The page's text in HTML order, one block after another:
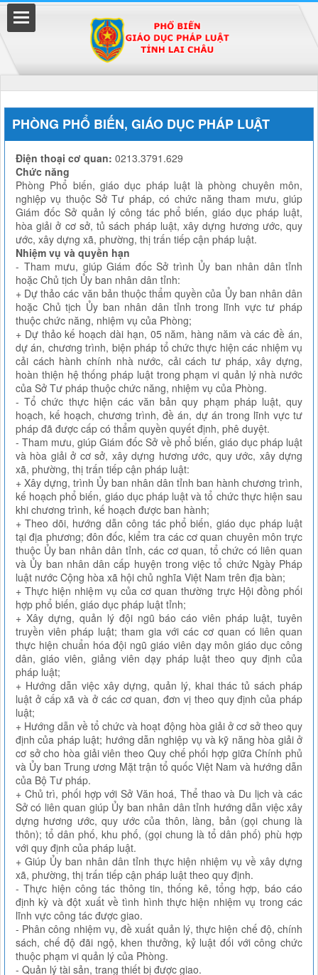
PHÒNG PHỔ BIẾN, GIÁO DỤC PHÁP LUẬT
Điện thoại cơ quan: 0213.3791.629
Chức năng
Phòng Phổ biến, giáo dục pháp luật là phòng chuyên môn,
nghiệp vụ thuộc Sở Tư pháp, có chức năng tham mưu, giúp
Giám đốc Sở quản lý công tác phổ biến, giáo dục pháp luật,
hòa giải ở cơ sở, tủ sách pháp luật, xây dựng hương ước, quy
ước, xây dựng xã, phường, thị trấn tiếp cận pháp luật.
Nhiệm vụ và quyền hạn
- Tham mưu, giúp Giám đốc Sở trình Ủy ban nhân dân tỉnh
hoặc Chủ tịch Ủy ban nhân dân tỉnh:
+ Dự thảo các văn bản thuộc thẩm quyền của Ủy ban nhân dân
hoặc Chủ tịch Ủy ban nhân dân tỉnh trong lĩnh vực tư pháp
thuộc chức năng, nhiệm vụ của Phòng;
+ Dự thảo kế hoạch dài hạn, 05 năm, hàng năm và các đề án,
dự án, chương trình, biện pháp tổ chức thực hiện các nhiệm vụ
cải cách hành chính nhà nước, cải cách tư pháp, xây dựng,
hoàn thiện hệ thống pháp luật trong phạm vi quản lý nhà nước
của Sở Tư pháp thuộc chức năng, nhiệm vụ của Phòng.
- Tổ chức thực hiện các văn bản quy phạm pháp luật, quy
hoạch, kế hoạch, chương trình, đề án, dự án trong lĩnh vực tư
pháp đã được cấp có thẩm quyền quyết định, phê duyệt.
- Tham mưu, giúp Giám đốc Sở về phổ biến, giáo dục pháp luật
và hòa giải ở cơ sở, xây dựng hương ước, quy ước, xây dựng
xã, phường, thị trấn tiếp cận pháp luật:
+ Xây dựng, trình Ủy ban nhân dân tỉnh ban hành chương trình,
kế hoạch phổ biến, giáo dục pháp luật và tổ chức thực hiện sau
khi chương trình, kế hoạch được ban hành;
+ Theo dõi, hướng dẫn công tác phổ biến, giáo dục pháp luật
tại địa phương; đôn đốc, kiểm tra các cơ quan chuyên môn trực
thuộc Ủy ban nhân dân tỉnh, các cơ quan, tổ chức có liên quan
và Ủy ban nhân dân cấp huyện trong việc tổ chức Ngày Pháp
luật nước Cộng hòa xã hội chủ nghĩa Việt Nam trên địa bàn;
+ Thực hiện nhiệm vụ của cơ quan thường trực Hội đồng phối
hợp phổ biến, giáo dục pháp luật tỉnh;
+ Xây dựng, quản lý đội ngũ báo cáo viên pháp luật, tuyên
truyền viên pháp luật; tham gia với các cơ quan có liên quan
thực hiện chuẩn hóa đội ngũ giáo viên dạy môn giáo dục công
dân, giáo viên, giảng viên dạy pháp luật theo quy định của
pháp luật;
+ Hướng dẫn việc xây dựng, quản lý, khai thác tủ sách pháp
luật ở cấp xã và ở các cơ quan, đơn vị theo quy định của pháp
luật;
+ Hướng dẫn về tổ chức và hoạt động hòa giải ở cơ sở theo quy
định của pháp luật; hướng dẫn nghiệp vụ và kỹ năng hòa giải ở
cơ sở cho hòa giải viên theo Quy chế phối hợp giữa Chính phủ
và Ủy ban Trung ương Mặt trận tổ quốc Việt Nam và hướng dẫn
của Bộ Tư pháp.
+ Chủ trì, phối hợp với Sở Văn hoá, Thể thao và Du lịch và các
Sở có liên quan giúp Ủy ban nhân dân tỉnh hướng dẫn việc xây
dựng hương ước, quy ước của thôn, làng, bản (gọi chung là
thôn); tổ dân phố, khu phố, (gọi chung là tổ dân phố) phù hợp
với quy định của pháp luật.
+ Giúp Ủy ban nhân dân tỉnh thực hiện nhiệm vụ về xây dựng
xã, phường, thị trấn tiếp cận pháp luật theo quy định.
- Thực hiện công tác thông tin, thống kê, tổng hợp, báo cáo
định kỳ và đột xuất về tình hình thực hiện nhiệm vụ trong các
lĩnh vực công tác được giao.
- Phân công nhiệm vụ, đề xuất quản lý, thực hiện chế độ, chính
sách, chế độ đãi ngộ, khen thưởng, kỷ luật đối với công chức
thuộc phạm vi quản lý của Phòng.
- Quản lý tài sản, trang thiết bị được giao.
Đã kết nối EMC